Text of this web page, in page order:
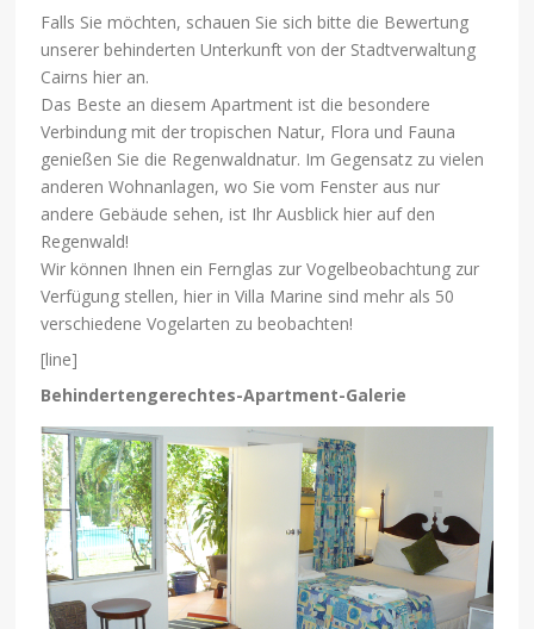
Falls Sie möchten, schauen Sie sich bitte die Bewertung
unserer behinderten Unterkunft von der Stadtverwaltung
Cairns hier an.
Das Beste an diesem Apartment ist die besondere
Verbindung mit der tropischen Natur, Flora und Fauna
genießen Sie die Regenwaldnatur. Im Gegensatz zu vielen
anderen Wohnanlagen, wo Sie vom Fenster aus nur
andere Gebäude sehen, ist Ihr Ausblick hier auf den
Regenwald!
Wir können Ihnen ein Fernglas zur Vogelbeobachtung zur
Verfügung stellen, hier in Villa Marine sind mehr als 50
verschiedene Vogelarten zu beobachten!
[line]
Behindertengerechtes-Apartment-Galerie